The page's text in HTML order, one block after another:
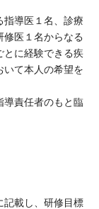
指導医１名、診療
医１名からなる
とに経験できる疾
いて本人の希望を
導責任者のもと臨
記載し、研修目標